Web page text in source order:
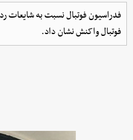
فدراسیون فوتبال نسبت به شایعات
فوتبال واکنش نشان داد.